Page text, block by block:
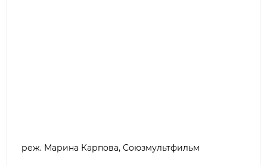
реж. Марина Карпова, Союзмультфильм